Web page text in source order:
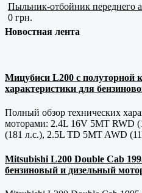
Пыльник-отбойник переднего
0 грн.
Новостная лента
Мицубиси L200 с полуторной
характеристики для
Полный обзор технических
моторами: 2.4L 16V 5MT RWD
(181 л.с.), 2.5L TD 5MT AWD
Mitsubishi L200 Double Cab
бензиновый и дизельный